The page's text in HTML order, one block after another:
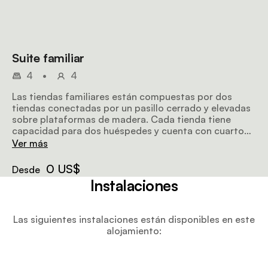
Suite familiar
4 •
4
Las tiendas familiares están compuestas por dos
tiendas conectadas por un pasillo cerrado y elevadas
sobre plataformas de madera. Cada tienda tiene
capacidad para dos huéspedes y cuenta con cuarto
de baño privado, terraza, sala privada y zona de estar.
Ver más
Desde 0 US$
Instalaciones
Las siguientes instalaciones están disponibles en este
alojamiento: